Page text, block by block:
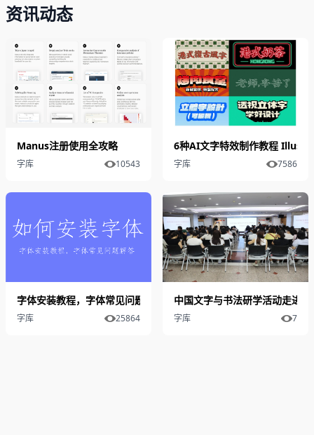
资讯动态
​Manus注册使用全攻略
字库 10543
6种AI文字特效制作教程
字库 7586
字体安装教程，字体常见问题解答
字库 25864
中国文字与书法研学活动走进
字库 7